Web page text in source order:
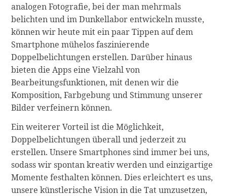
analogen Fotografie, bei der man mehrmals
belichten und im Dunkellabor entwickeln musste,
können wir heute mit ein paar Tippen auf dem
Smartphone mühelos faszinierende
Doppelbelichtungen erstellen. Darüber hinaus
bieten die Apps eine Vielzahl von
Bearbeitungsfunktionen, mit denen wir die
Komposition, Farbgebung und Stimmung unserer
Bilder verfeinern können.
Ein weiterer Vorteil ist die Möglichkeit,
Doppelbelichtungen überall und jederzeit zu
erstellen. Unsere Smartphones sind immer bei uns,
sodass wir spontan kreativ werden und einzigartige
Momente festhalten können. Dies erleichtert es uns,
unsere künstlerische Vision in die Tat umzusetzen,